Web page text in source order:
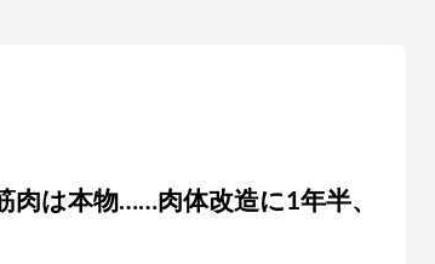
肉は本物……肉体改造に1年半、